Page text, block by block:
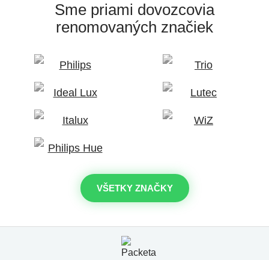
Sme priami dovozcovia
renomovaných značiek
VŠETKY ZNAČKY